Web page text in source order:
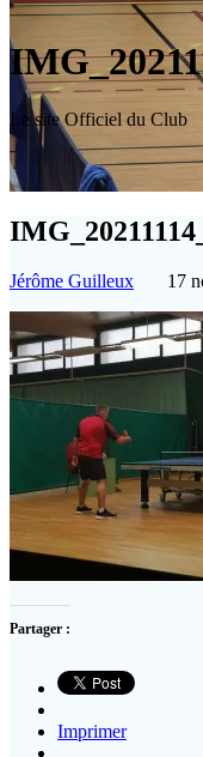
Le site Officiel du Club
Jérôme Guilleux 17
Partager :
Imprimer